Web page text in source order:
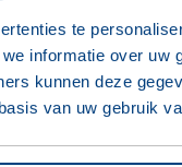
te
informatie over
kunnen deze
van uw gebruik